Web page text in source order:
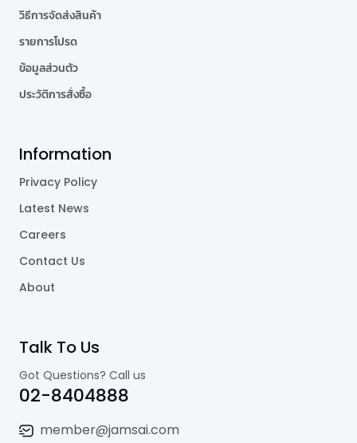
วิธีการจัดส่งสินค้า
รายการโปรด
ข้อมูลส่วนตัว
ประวัติการสั่งซื้อ
Information
Privacy Policy
Latest News
Careers
Contact Us
About
Talk To Us
Got Questions? Call us
02-8404888
member@jamsai.com